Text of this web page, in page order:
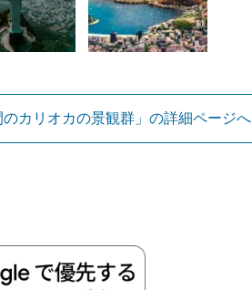
のカリオカの景観群」の詳細ページへ